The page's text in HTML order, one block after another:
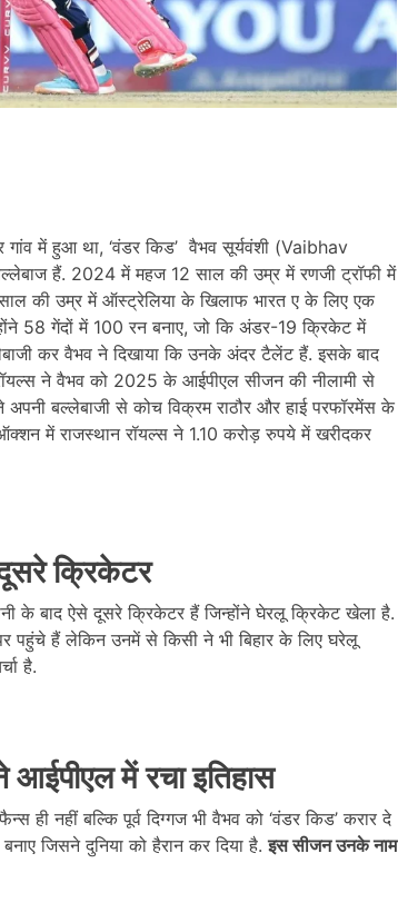
गांव में हुआ था, ‘वंडर किड’ वैभव सूर्यवंशी (Vaibhav
हैं. 2024 में महज 12 साल की उम्र में रणजी ट्रॉफी में
की उम्र में ऑस्ट्रेलिया के खिलाफ भारत ए के लिए एक
58 गेंदों में 100 रन बनाए, जो कि अंडर-19 क्रिकेट में
कर वैभव ने दिखाया कि उनके अंदर टैलेंट हैं. इसके बाद
ने वैभव को 2025 के आईपीएल सीजन की नीलामी से
बल्लेबाजी से कोच विक्रम राठौर और हाई परफॉरमेंस के
में राजस्थान रॉयल्स ने 1.10 करोड़ रुपये में खरीदकर
क्रिकेटर
के बाद ऐसे दूसरे क्रिकेटर हैं जिन्होंने घेरलू क्रिकेट खेला है.
पहुंचे हैं लेकिन उनमें से किसी ने भी बिहार के लिए घरेलू
है.
आईपीएल में रचा इतिहास
नहीं बल्कि पूर्व दिग्गज भी वैभव को ‘वंडर किड’ करार दे
जिसने दुनिया को हैरान कर दिया है.इस सीजन उनके नाम